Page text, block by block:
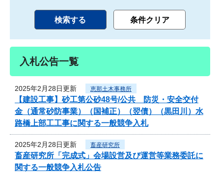
入札公告一覧
2025年2月28日更新 恵那土木事務所
【建設工事】砂工第公砂48号/公共 防災・安全交付
金（通常砂防事業）（国補正）（翌債）（黒田川）水
路橋上部工工事に関する一般競争入札
2025年2月28日更新 畜産研究所
畜産研究所「完成式」会場設営及び運営等業務委託に
関する一般競争入札公告